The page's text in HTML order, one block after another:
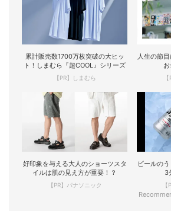
累計販売数1700万枚突破の大ヒッ
ト！しまむら『超COOL』シリーズ
【PR】しまむら
人生の節
好印象を与える大人のショーツスタ
イルは肌の見え方が重要！？
【PR】パナソニック
ビールの
3